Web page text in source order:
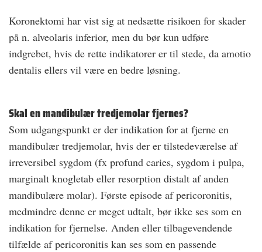
Koronektomi har vist sig at nedsætte risikoen for skader
på n. alveolaris inferior, men du bør kun udføre
indgrebet, hvis de rette indikatorer er til stede, da amotio
dentalis ellers vil være en bedre løsning.
Skal en mandibulær tredjemolar fjernes?
Som udgangspunkt er der indikation for at fjerne en
mandibulær tredjemolar, hvis der er tilstedeværelse af
irreversibel sygdom (fx profund caries, sygdom i pulpa,
marginalt knogletab eller resorption distalt af anden
mandibulære molar). Første episode af pericoronitis,
medmindre denne er meget udtalt, bør ikke ses som en
indikation for fjernelse. Anden eller tilbagevendende
tilfælde af pericoronitis kan ses som en passende